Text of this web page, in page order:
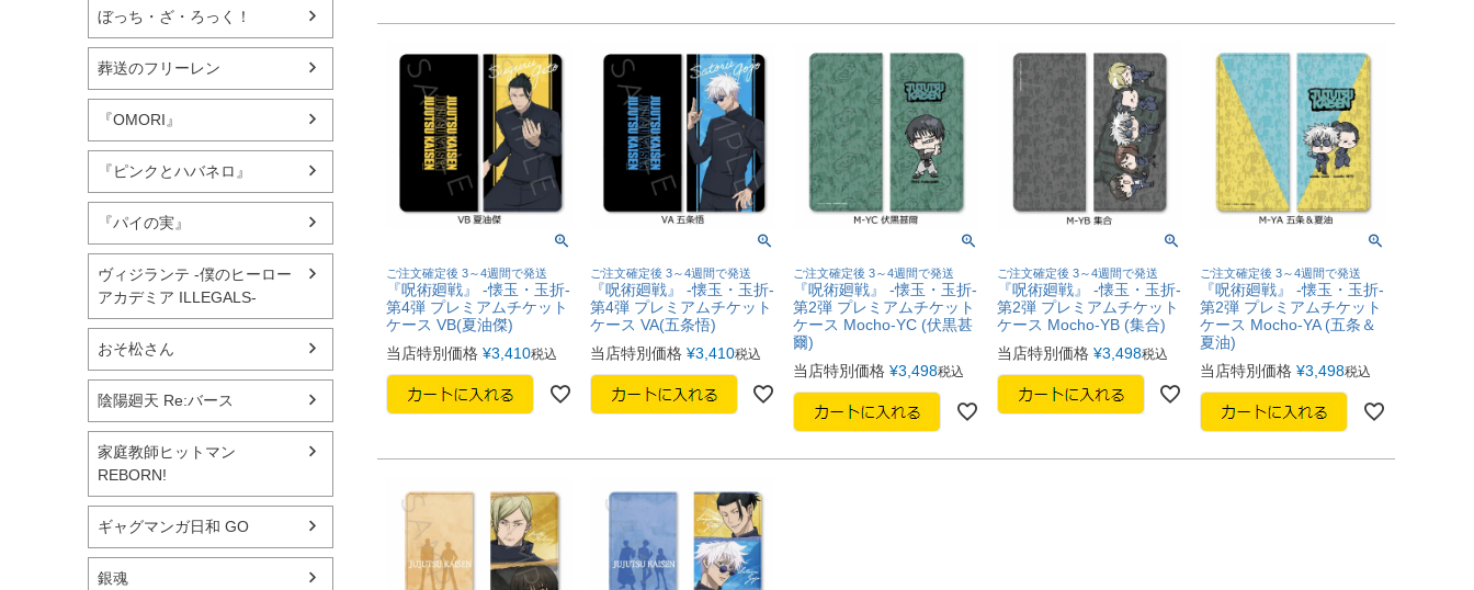
ぼっち・ざ・ろっく！
葬送のフリーレン
『OMORI』
『ピンクとハバネロ』
『パイの実』
ヴィジランテ -僕のヒーロー
アカデミア ILLEGALS-
おそ松さん
陰陽廻天 Re:バース
家庭教師ヒットマン
REBORN!
ギャグマンガ日和 GO
銀魂
ご注文確定後 3～4週間で発送
『呪術廻戦』 -懐玉・玉折-
第4弾 プレミアムチケット
ケース VB(夏油傑)
当店特別価格 ¥3,410税込
ご注文確定後 3～4週間で発送
『呪術廻戦』 -懐玉・玉折-
第4弾 プレミアムチケット
ケース VA(五条悟)
当店特別価格 ¥3,410税込
ご注文確定後 3～4週間で発送
『呪術廻戦』 -懐玉・玉折-
第2弾 プレミアムチケット
ケース Mocho-YC (伏黒甚
爾)
当店特別価格 ¥3,498税込
ご注文確定後 3～4週間で発送
『呪術廻戦』 -懐玉・玉折-
第2弾 プレミアムチケット
ケース Mocho-YB (集合)
当店特別価格 ¥3,498税込
ご注文確定後 3～4週間で発送
『呪術廻戦』 -懐玉・玉折-
第2弾 プレミアムチケット
ケース Mocho-YA (五条＆
夏油)
当店特別価格 ¥3,498税込